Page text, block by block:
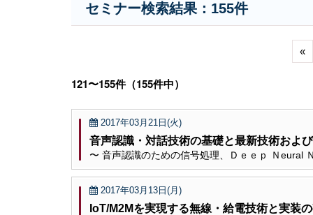
セミナー検索結果：155件
«
121〜155件（155件中）
2017年03月21日(火)
音声認識・対話技術の基礎と最新技術およ
〜 音声認識のための信号処理、Ｄｅｅｐ Ｎ
2017年03月13日(月)
IoT/M2Mを実現する無線・給電技術と実装